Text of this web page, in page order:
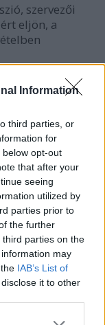
Information
third parties, or
for
opt-out
that after your
seeing
utilized by
parties prior to
the further
parties on the
may
IAB’s List of
it to other
or more Google
szervezői
eljön, a
értékükön
ha olyan
lehet
Nemzeti
feladatok
a "kötelező"
nem szabad
megutálják.
Az a
nem megy egy
pedig azt